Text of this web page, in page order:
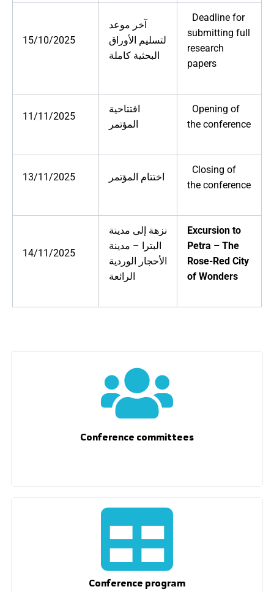
15/10/2025
آخر موعد
لتسليم الأوراق
البحثية كاملة
Deadline for
submitting full
research
papers
11/11/2025
افتتاحية
المؤتمر
Opening of
the conference
13/11/2025 اختتام المؤتمر
Closing of
the conference
14/11/2025
نزهة إلى مدينة
البترا – مدينة
الأحجار الوردية
الرائعة
Excursion to
Petra – The
Rose-Red City
of Wonders
Conference committees
Conference program